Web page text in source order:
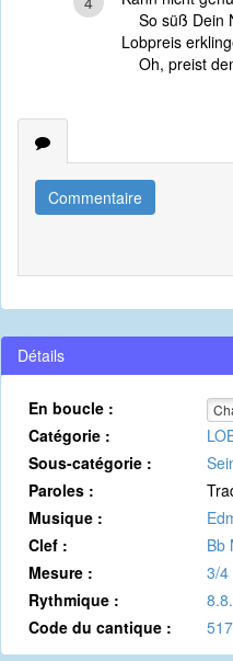
So süß Dein
Lobpreis
Oh, preist
Commentaire
Détails
En boucle :
Catégorie :
Sous-catégorie :
Paroles :
Musique :
Clef :
Bb
Mesure :
3/4
Rythmique :
Code du cantique :